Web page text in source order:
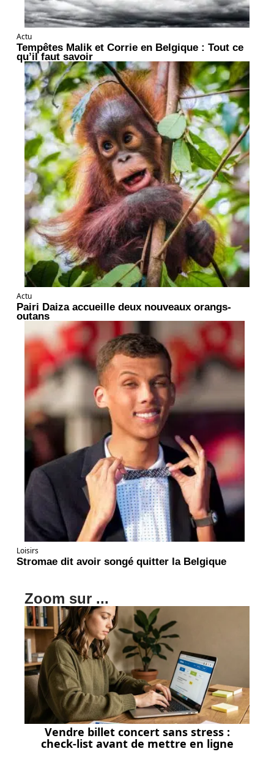
Actu
Tempêtes Malik et Corrie en Belgique : Tout ce
qu’il faut savoir
Actu
Pairi Daiza accueille deux nouveaux orangs-
outans
Loisirs
Stromae dit avoir songé quitter la Belgique
Zoom sur ...
Vendre billet concert sans stress :
check-list avant de mettre en ligne